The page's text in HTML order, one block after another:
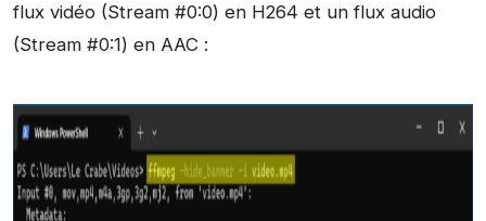
flux vidéo (Stream #0:0) en H264 et un flux audio
(Stream #0:1) en AAC :